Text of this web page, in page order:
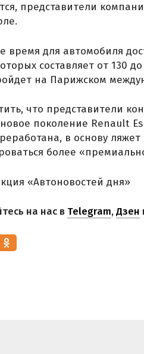
представители
время для автомобиля
составляет от 130
на Парижском
что представители
поколение Renault
в основу
более
«Автоновостей дня»
на нас в Telegram,Дзен